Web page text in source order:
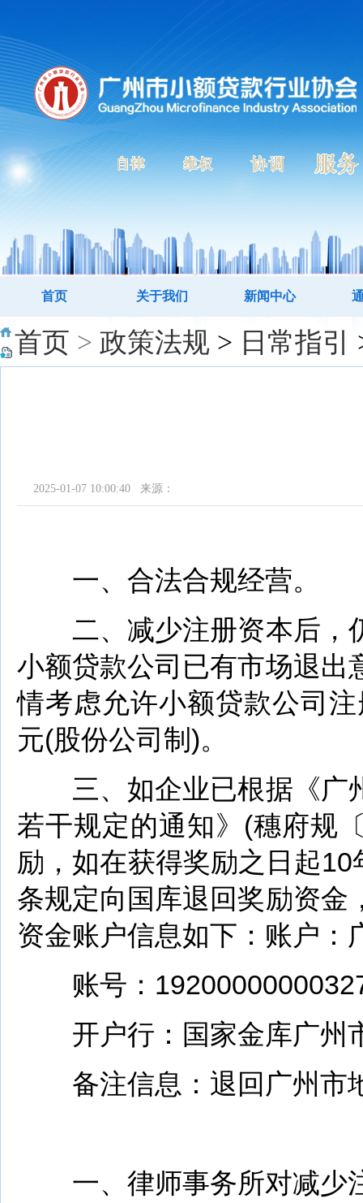
首页 关于我们 新闻中心
首页 > 政策法规 > 日常指引
2025-01-07 10:00:40 来源：
一、合法合规经营。
二、减少注册资本后，仍
小额贷款公司已有市场退出
情考虑允许小额贷款公司
元(股份公司制)。
三、如企业已根据《广州
若干规定的通知》(穗府规
励，如在获得奖励之日起
条规定向国库退回奖励资金
资金账户信息如下：账户：
账号：
开户行：国家金库广州
备注信息：退回广州市
一、律师事务所对减少